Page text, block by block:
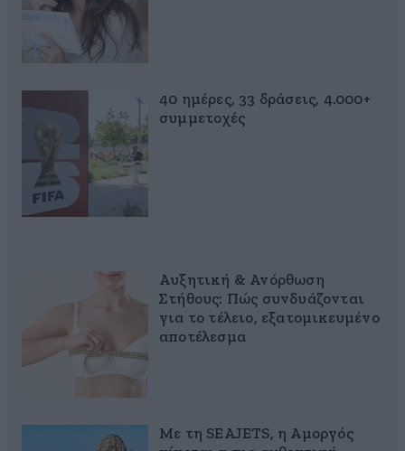
40 ημέρες, 33 δράσεις, 4.000+
συμμετοχές
Αυξητική & Ανόρθωση
Στήθους: Πώς συνδυάζονται
για το τέλειο, εξατομικευμένο
αποτέλεσμα
Με τη SEAJETS, η Αμοργός